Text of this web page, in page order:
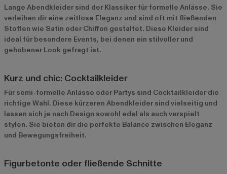
Lange Abendkleider sind der Klassiker für formelle Anlässe. Sie
verleihen dir eine zeitlose Eleganz und sind oft mit fließenden
Stoffen wie Satin oder Chiffon gestaltet. Diese Kleider sind
ideal für besondere Events, bei denen ein stilvoller und
gehobener Look gefragt ist.
Kurz und chic: Cocktailkleider
Für semi-formelle Anlässe oder Partys sind Cocktailkleider die
richtige Wahl. Diese kürzeren Abendkleider sind vielseitig und
lassen sich je nach Design sowohl edel als auch verspielt
stylen. Sie bieten dir die perfekte Balance zwischen Eleganz
und Bewegungsfreiheit.
Figurbetonte oder fließende Schnitte